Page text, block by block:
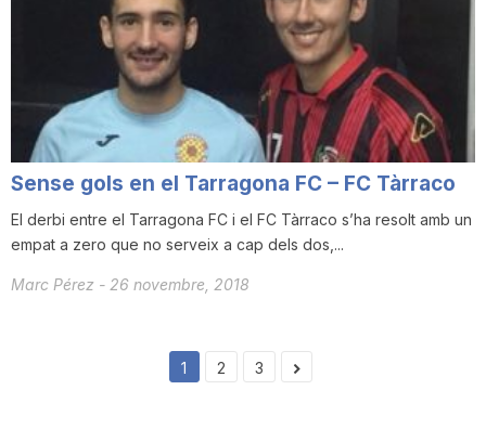
Sense gols en el Tarragona FC – FC Tàrraco
El derbi entre el Tarragona FC i el FC Tàrraco s’ha resolt amb un
empat a zero que no serveix a cap dels dos,...
Marc Pérez - 26 novembre, 2018
1 2 3